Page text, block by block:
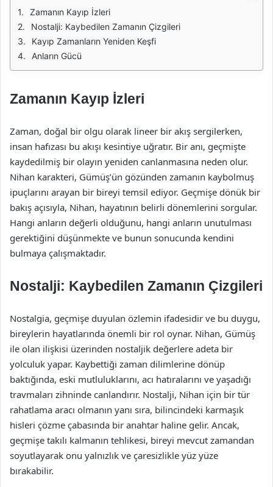
Zamanın Kayıp İzleri
Nostalji: Kaybedilen Zamanın Çizgileri
Kayıp Zamanların Yeniden Keşfi
Anların Gücü
Zamanın Kayıp İzleri
Zaman, doğal bir olgu olarak lineer bir akış sergilerken,
insan hafızası bu akışı kesintiye uğratır. Bir anı, geçmişte
kaydedilmiş bir olayın yeniden canlanmasına neden olur.
Nihan karakteri, Gümüş’ün gözünden zamanın kaybolmuş
ipuçlarını arayan bir bireyi temsil ediyor. Geçmişe dönük bir
bakış açısıyla, Nihan, hayatının belirli dönemlerini sorgular.
Hangi anların değerli olduğunu, hangi anların unutulması
gerektiğini düşünmekte ve bunun sonucunda kendini
bulmaya çalışmaktadır.
Nostalji: Kaybedilen Zamanın Çizgileri
Nostalgia, geçmişe duyulan özlemin ifadesidir ve bu duygu,
bireylerin hayatlarında önemli bir rol oynar. Nihan, Gümüş
ile olan ilişkisi üzerinden nostaljik değerlere adeta bir
yolculuk yapar. Kaybettiği zaman dilimlerine dönüp
baktığında, eski mutluluklarını, acı hatıralarını ve yaşadığı
travmaları zihninde canlandırır. Nostalji, Nihan için bir tür
rahatlama aracı olmanın yanı sıra, bilincindeki karmaşık
hisleri çözme çabasında bir anahtar haline gelir. Ancak,
geçmişe takılı kalmanın tehlikesi, bireyi mevcut zamandan
soyutlayarak onu yalnızlık ve çaresizlikle yüz yüze
bırakabilir.